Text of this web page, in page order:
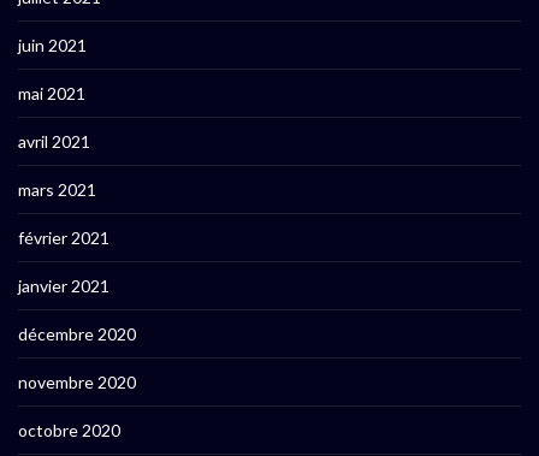
juin 2021
mai 2021
avril 2021
mars 2021
février 2021
janvier 2021
décembre 2020
novembre 2020
octobre 2020